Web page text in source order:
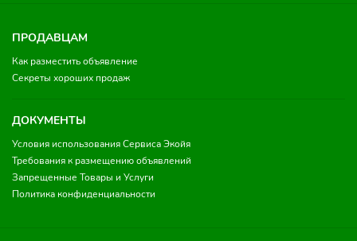
ПРОДАВЦАМ
Как разместить объявление
Секреты хороших продаж
ДОКУМЕНТЫ
Условия использования Сервиса Экойя
Требования к размещению объявлений
Запрещенные Товары и Услуги
Политика конфиденциальности